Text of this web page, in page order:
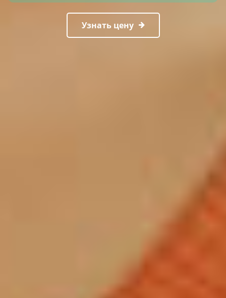
Узнать цену